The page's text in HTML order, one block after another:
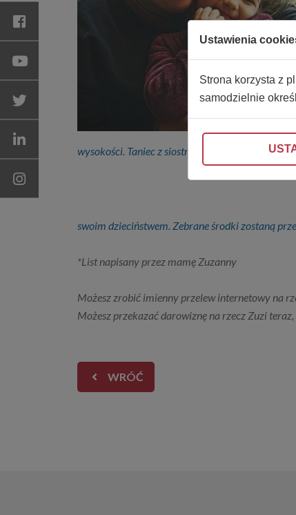
Ustawienia
Strona korzysta z
samodzielnie
wysokości. Taniec z siostrami i wygłupy, jazda
swoim dzieciństwem. Zebrane środki zostaną
*List napisany przez mamę Zuzanny
Możesz zrobić imienny przelew internetowy na
Możesz przekazać darowiznę na rzecz Zuzi
WRÓĆ